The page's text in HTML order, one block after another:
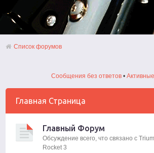
Список форумов
Сообщения без ответов•
Главная Страница
Главный Форум
Обсуждение всего, что связано с
Rocket 3